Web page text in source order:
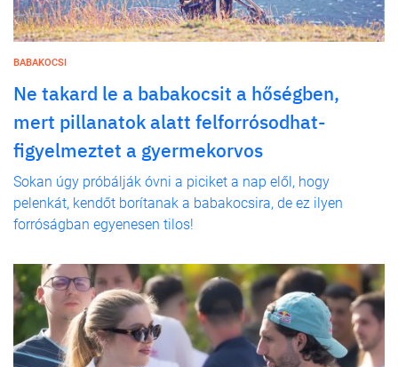
BABAKOCSI
Ne takard le a babakocsit a hőségben,
mert pillanatok alatt felforrósodhat-
figyelmeztet a gyermekorvos
Sokan úgy próbálják óvni a piciket a nap elől, hogy
pelenkát, kendőt borítanak a babakocsira, de ez ilyen
forróságban egyenesen tilos!